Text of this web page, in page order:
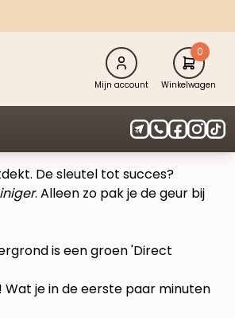
Mijn account
0
Winkelwagen
De sleutel tot succes?
. Alleen zo pak je de geur bij
Wat je in de eerste paar minuten